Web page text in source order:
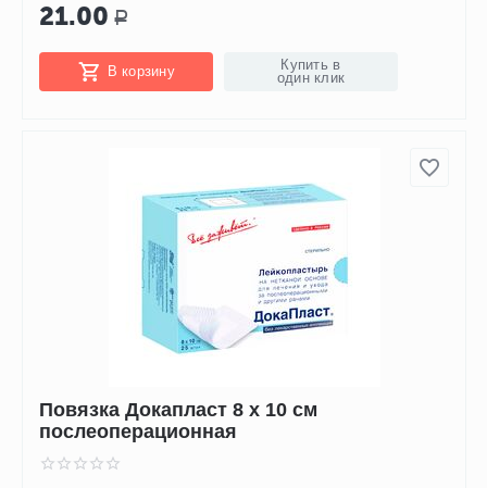
21.00 Р
В корзину
Купить в
один клик
Повязка Докапласт 8 х 10 см
послеоперационная